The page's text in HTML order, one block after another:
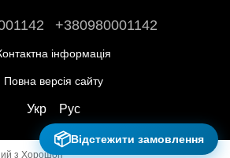
+380980001142
інформація
Повна версія сайту
Укр Рус
з Хорошоп
📦Відстежити замовлення